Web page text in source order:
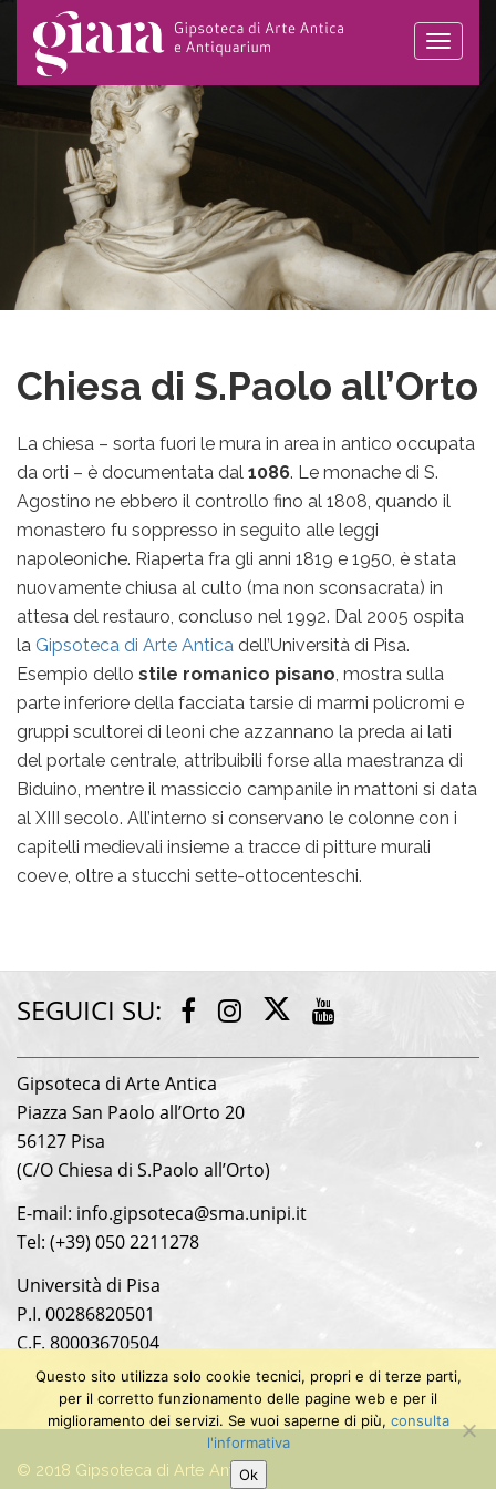
Toggle
Chiesa di S.Paolo all’Orto
La chiesa – sorta fuori le mura in area in antico occupata
da orti – è documentata dal 1086. Le monache di S.
Agostino ne ebbero il controllo fino al 1808, quando il
monastero fu soppresso in seguito alle leggi
napoleoniche. Riaperta fra gli anni 1819 e 1950, è stata
nuovamente chiusa al culto (ma non sconsacrata) in
attesa del restauro, concluso nel 1992. Dal 2005 ospita
la Gipsoteca di Arte Antica dell’Università di Pisa.
Esempio dello stile romanico pisano, mostra sulla
parte inferiore della facciata tarsie di marmi policromi e
gruppi scultorei di leoni che azzannano la preda ai lati
del portale centrale, attribuibili forse alla maestranza di
Biduino, mentre il massiccio campanile in mattoni si data
al XIII secolo. All’interno si conservano le colonne con i
capitelli medievali insieme a tracce di pitture murali
coeve, oltre a stucchi sette-ottocenteschi.
SEGUICI SU: Facebook
Instagram
Twitter
Gipsoteca di Arte Antica
Piazza San Paolo all’Orto 20
56127 Pisa
(C/O Chiesa di S.Paolo all’Orto)
E-mail: info.gipsoteca@sma.unipi.it
Tel: (+39) 050 2211278
Università di Pisa
P.I. 00286820501
C.F. 80003670504
© 2018 Gipsoteca di Arte Antica
Questo sito utilizza solo cookie tecnici, propri e di terze parti,
per il corretto funzionamento delle pagine web e per il
miglioramento dei servizi. Se vuoi saperne di più, consulta
l'informativa
Ok